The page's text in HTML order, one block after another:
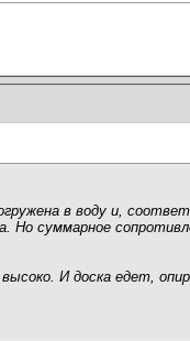
в воду и,
Но суммарное
И доска едет,